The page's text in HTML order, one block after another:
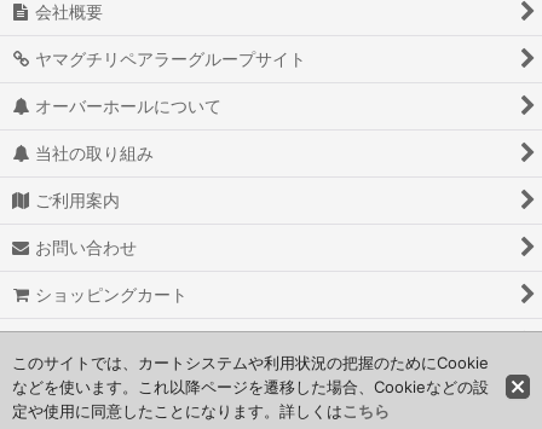
会社概要
ヤマグチリペアラーグループサイト
オーバーホールについて
当社の取り組み
ご利用案内
お問い合わせ
ショッピングカート
© yamaguchi repairer co.,ltd.
このサイトでは、カートシステムや利用状況の把握のためにCookie
などを使います。これ以降ページを遷移した場合、Cookieなどの設
定や使用に同意したことになります。詳しくはこちら